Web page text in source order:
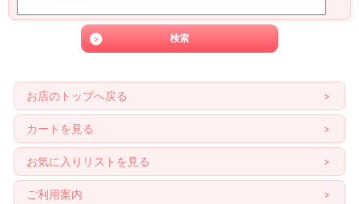
お店のトップへ戻る
カートを見る
お気に入りリストを見る
ご利用案内